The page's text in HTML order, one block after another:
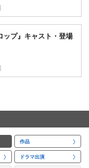
ップ』キャスト・登場
作品
ドラマ出演